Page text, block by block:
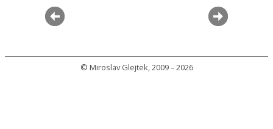
© Miroslav Glejtek, 2009 – 2026